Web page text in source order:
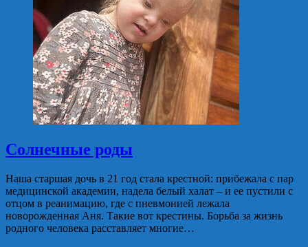
Солнечные роды
Наша старшая дочь в 21 год стала крестной: прибежала с пар
медицинской академии, надела белый халат – и ее пустили с
отцом в реанимацию, где с пневмонией лежала
новорожденная Аня. Такие вот крестины. Борьба за жизнь
родного человека расставляет многие…